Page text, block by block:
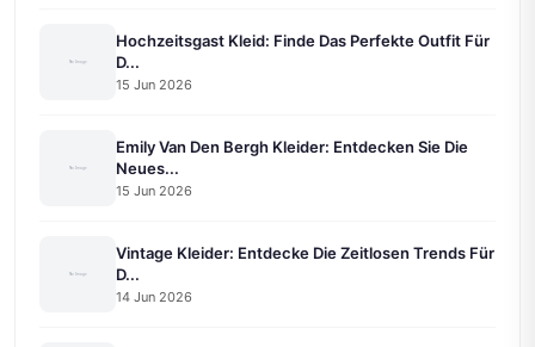
Hochzeitsgast Kleid: Finde Das Perfekte Outfit Für
D...
15 Jun 2026
Emily Van Den Bergh Kleider: Entdecken Sie Die
Neues...
15 Jun 2026
Vintage Kleider: Entdecke Die Zeitlosen Trends Für
D...
14 Jun 2026